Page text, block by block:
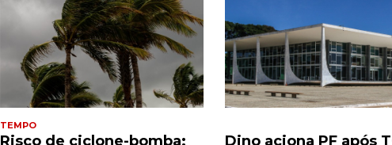
TEMPO
Risco de ciclone-bomba: Dino aciona PF após